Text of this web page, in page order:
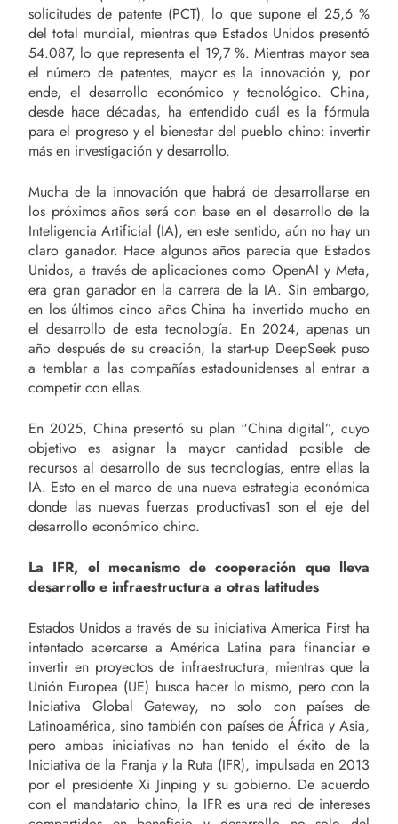
solicitudes de patente (PCT), lo que supone el 25,6 %
del total mundial, mientras que Estados Unidos presentó
54.087, lo que representa el 19,7 %. Mientras mayor sea
el número de patentes, mayor es la innovación y, por
ende, el desarrollo económico y tecnológico. China,
desde hace décadas, ha entendido cuál es la fórmula
para el progreso y el bienestar del pueblo chino: invertir
más en investigación y desarrollo.
Mucha de la innovación que habrá de desarrollarse en
los próximos años será con base en el desarrollo de la
Inteligencia Artificial (IA), en este sentido, aún no hay un
claro ganador. Hace algunos años parecía que Estados
Unidos, a través de aplicaciones como OpenAI y Meta,
era gran ganador en la carrera de la IA. Sin embargo,
en los últimos cinco años China ha invertido mucho en
el desarrollo de esta tecnología. En 2024, apenas un
año después de su creación, la start-up DeepSeek puso
a temblar a las compañías estadounidenses al entrar a
competir con ellas.
En 2025, China presentó su plan “China digital”, cuyo
objetivo es asignar la mayor cantidad posible de
recursos al desarrollo de sus tecnologías, entre ellas la
IA. Esto en el marco de una nueva estrategia económica
donde las nuevas fuerzas productivas1 son el eje del
desarrollo económico chino.
La IFR, el mecanismo de cooperación que lleva
desarrollo e infraestructura a otras latitudes
Estados Unidos a través de su iniciativa America First ha
intentado acercarse a América Latina para financiar e
invertir en proyectos de infraestructura, mientras que la
Unión Europea (UE) busca hacer lo mismo, pero con la
Iniciativa Global Gateway, no solo con países de
Latinoamérica, sino también con países de África y Asia,
pero ambas iniciativas no han tenido el éxito de la
Iniciativa de la Franja y la Ruta (IFR), impulsada en 2013
por el presidente Xi Jinping y su gobierno. De acuerdo
con el mandatario chino, la IFR es una red de intereses